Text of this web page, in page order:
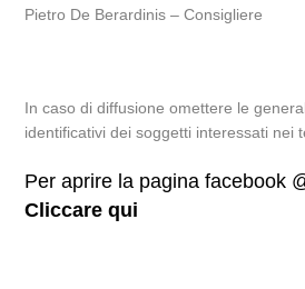
Pietro De Berardinis – Consigliere
In caso di diffusione omettere le
identificativi dei soggetti interessati nei
Per aprire la pagina facebook
Cliccare qui